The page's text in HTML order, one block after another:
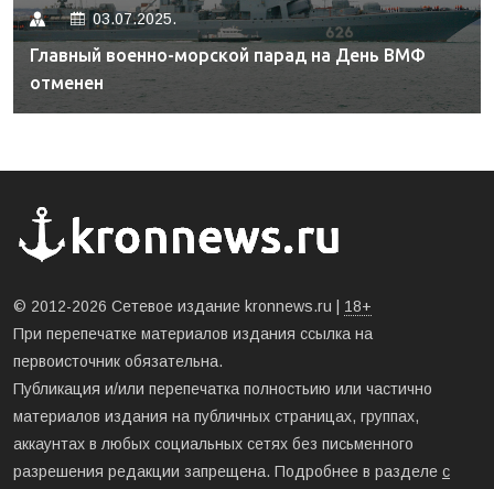
03.07.2025.
Главный военно-морской парад на День ВМФ
отменен
© 2012-2026 Сетевое издание kronnews.ru | 18+
При перепечатке материалов издания ссылка на
первоисточник обязательна.
Публикация и/или перепечатка полностьию или частично
материалов издания на публичных страницах, группах,
аккаунтах в любых социальных сетях без письменного
разрешения редакции запрещена. Подробнее в разделе с